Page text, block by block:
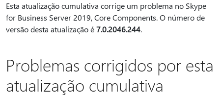
Esta atualização cumulativa corrige um problema no Skype
for Business Server 2019, Core Components. O número de
versão desta atualização é7.0.2046.244.
Problemas corrigidos por esta
atualização cumulativa